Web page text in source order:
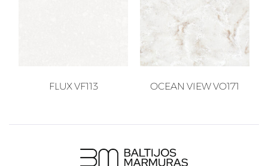
FLUX VF113 OCEAN VIEW VO171